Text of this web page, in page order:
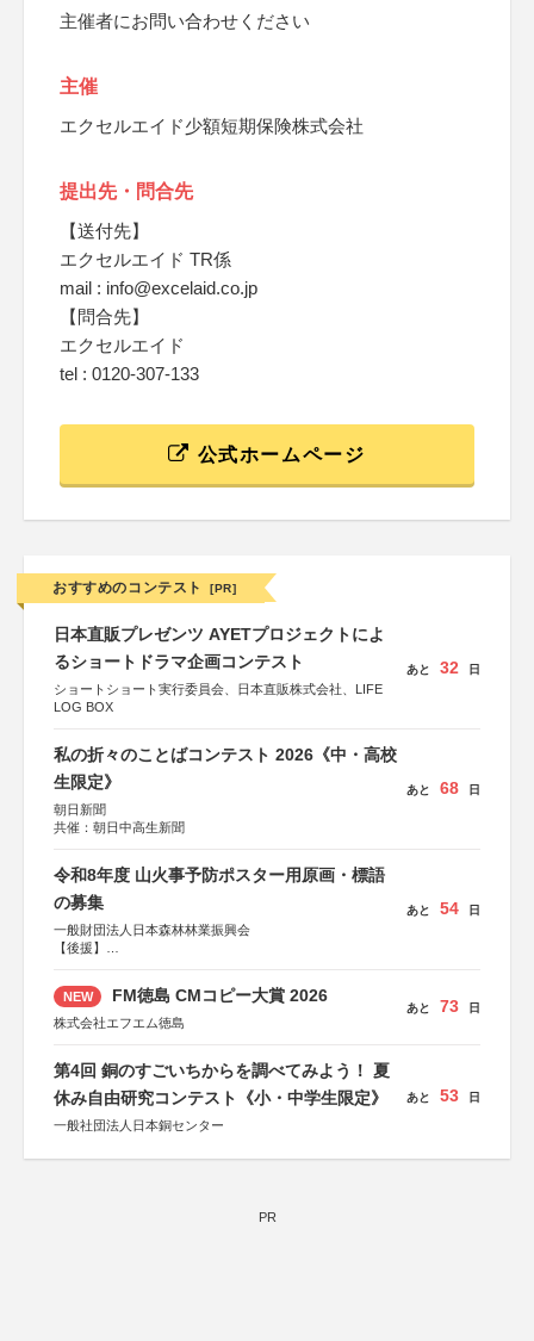
主催者にお問い合わせください
主催
エクセルエイド少額短期保険株式会社
提出先・問合先
【送付先】
エクセルエイド TR係
mail : info@excelaid.co.jp
【問合先】
エクセルエイド
tel : 0120-307-133
公式ホームページ
おすすめのコンテスト [PR]
日本直販プレゼンツ AYETプロジェクトによ
るショートドラマ企画コンテスト
ショートショート実行委員会、日本直販株式会社、LIFE
LOG BOX
あと 32 日
私の折々のことばコンテスト 2026《中・高校
生限定》
朝日新聞
共催：朝日中高生新聞
あと 68 日
令和8年度 山火事予防ポスター用原画・標語
の募集
一般財団法人日本森林林業振興会
【後援】
会、森林火災対策協会
あと 54 日
NEW FM徳島 CMコピー大賞 2026
株式会社エフエム徳島
あと 73 日
第4回 銅のすごいちからを調べてみよう！ 夏
休み自由研究コンテスト《小・中学生限定》
一般社団法人日本銅センター
あと 53 日
PR